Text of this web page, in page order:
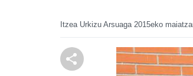
Itzea Urkizu Arsuaga 2015eko